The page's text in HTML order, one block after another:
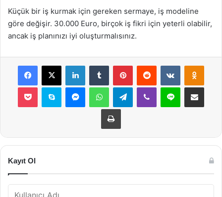
Küçük bir iş kurmak için gereken sermaye, iş modeline
göre değişir. 30.000 Euro, birçok iş fikri için yeterli olabilir,
ancak iş planınızı iyi oluşturmalısınız.
Facebook
X LinkedInTumblr PinterestReddit VKontakte
Pocket Skype MessengerWhatsAppTelegramViber Line E-Posta ile
Yazdır
Kayıt Ol